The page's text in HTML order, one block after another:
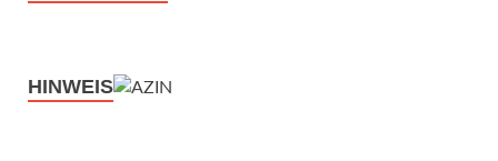
HINWEIS